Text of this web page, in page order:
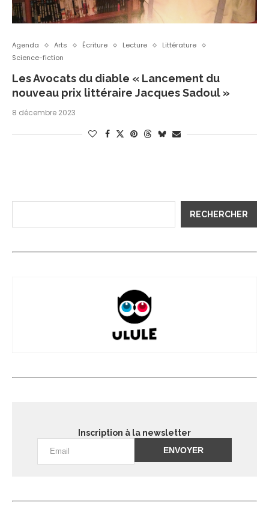
Agenda Arts Écriture Lecture
Littérature
Science-fiction
Les Avocats du diable « Lancement du
nouveau prix littéraire Jacques Sadoul »
8 décembre 2023
RECHERCHER
Inscription à la newsletter